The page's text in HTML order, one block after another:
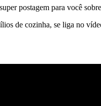
postagem para você
de cozinha, se liga no